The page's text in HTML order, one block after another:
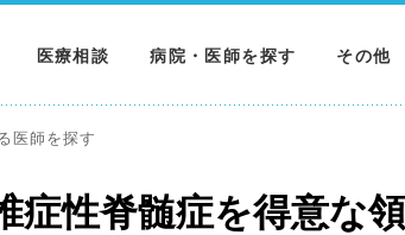
医療相談 病院・医師を探す その他
医師を探す
症性脊髄症を得意な